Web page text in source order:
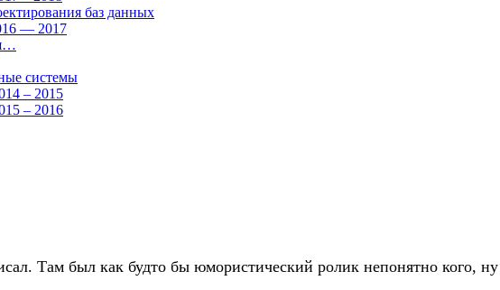
баз данных
— 2017
системы
– 2015
– 2016
Там был как будто бы юмористический ролик непонятно кого,